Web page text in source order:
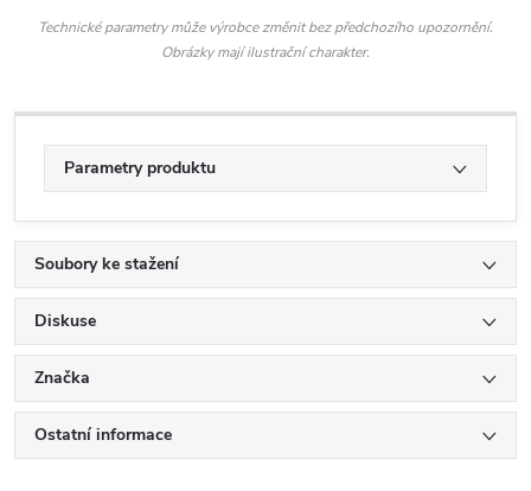
Technické parametry může výrobce změnit bez předchozího upozornění.
Obrázky mají ilustrační charakter.
Parametry produktu
Soubory ke stažení
Diskuse
Značka
Ostatní informace